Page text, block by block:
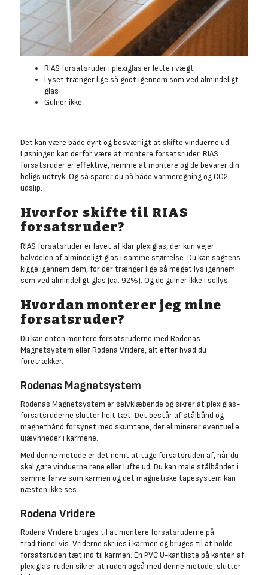
RIAS forsatsruder i plexiglas er lette i vægt
Lyset trænger lige så godt igennem som ved almindeligt
glas
Gulner ikke
Det kan være både dyrt og besværligt at skifte vinduerne ud.
Løsningen kan derfor være at montere forsatsruder. RIAS
forsatsruder er effektive, nemme at montere og de bevarer din
boligs udtryk. Og så sparer du på både varmeregning og CO2-
udslip.
Hvorfor skifte til RIAS
forsatsruder?
RIAS forsatsruder er lavet af klar plexiglas, der kun vejer
halvdelen af almindeligt glas i samme størrelse. Du kan sagtens
kigge igennem dem, for der trænger lige så meget lys igennem
som ved almindeligt glas (ca. 92%). Og de gulner ikke i sollys.
Hvordan monterer jeg mine
forsatsruder?
Du kan enten montere forsatsruderne med Rodenas
Magnetsystem eller Rodena Vridere, alt efter hvad du
foretrækker.
Rodenas Magnetsystem
Rodenas Magnetsystem er selvklæbende og sikrer at plexiglas-
forsatsruderne slutter helt tæt. Det består af stålbånd og
magnetbånd forsynet med skumtape, der eliminerer eventuelle
ujævnheder i karmene.
Med denne metode er det nemt at tage forsatsruden af, når du
skal gøre vinduerne rene eller lufte ud. Du kan male stålbåndet i
samme farve som karmen og det magnetiske tapesystem kan
næsten ikke ses.
Rodena Vridere
Rodena Vridere bruges til at montere forsatsruderne på
traditionel vis. Vriderne skrues i karmen og bruges til at holde
forsatsruden tæt ind til karmen. En PVC U-kantliste på kanten af
plexiglas-ruden sikrer at ruden også med denne metode, slutter